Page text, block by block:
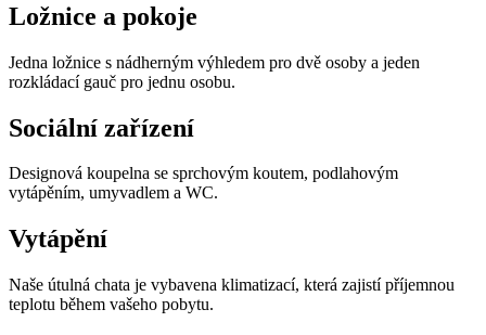
Ložnice a pokoje
Jedna ložnice s nádherným výhledem pro dvě osoby a jeden
rozkládací gauč pro jednu osobu.
Sociální zařízení
Designová koupelna se sprchovým koutem, podlahovým
vytápěním, umyvadlem a WC.
Vytápění
Naše útulná chata je vybavena klimatizací, která zajistí příjemnou
teplotu během vašeho pobytu.